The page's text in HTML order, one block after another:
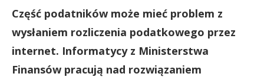
Część podatników może mieć problem z
wysłaniem rozliczenia podatkowego przez
internet. Informatycy z Ministerstwa
Finansów pracują nad rozwiązaniem